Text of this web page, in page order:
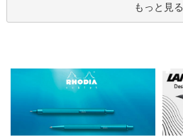
もっと見る